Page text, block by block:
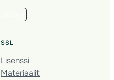
SSL
Lisenssi
Materiaalit